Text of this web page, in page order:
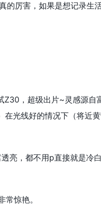
的厉害，如果是想记录生
，超级出片~灵感源自
光线好的情况下（将近
亮，都不用p直接就是冷
惊艳。